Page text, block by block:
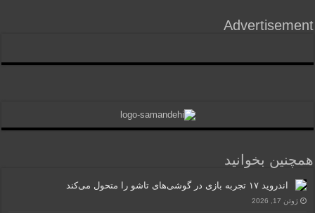
Advertisement
همچنین بخوانید
اندروید ۱۷ تجربه بازی در گوشی‌های تاشو را متحول می‌کند
ژوئن 17, 2026